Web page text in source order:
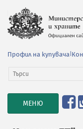
Профил на купувача
TOGGLE
NAVIGATION
МЕНЮ